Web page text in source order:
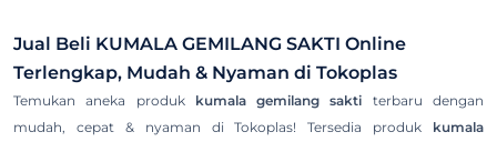
Jual Beli KUMALA GEMILANG SAKTI Online
Terlengkap, Mudah & Nyaman di Tokoplas
Temukan aneka produk kumala gemilang sakti terbaru dengan
mudah, cepat & nyaman di Tokoplas! Tersedia produk kumala